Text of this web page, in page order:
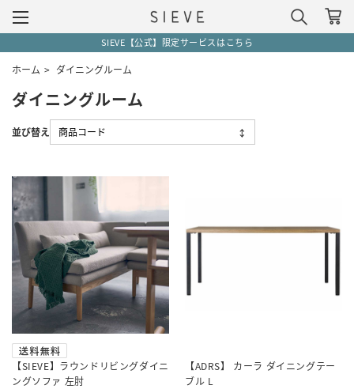
SIEVE【公式】限定サービスはこちら
ホーム > ダイニングルーム
ダイニングルーム
【SIEVE】ラウンドリビングダイニ
ングソファ 左肘
【ADRS】 カーラ ダイニングテー
ブル L